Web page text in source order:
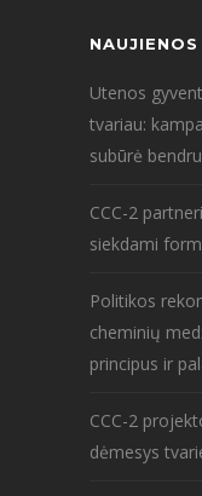
NAUJIENOS
Utenos
tvariau:
subūrė
CCC-2
siekdami
Politikos
cheminių
principus ir
CCC-2
dėmesys